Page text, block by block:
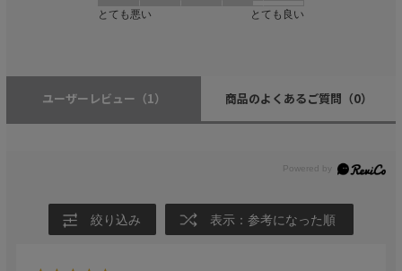
とても悪い
とても良い
ユーザーレビュー （1） 商品のよくあるご質問 （0）
絞り込み 表示：参考になった順